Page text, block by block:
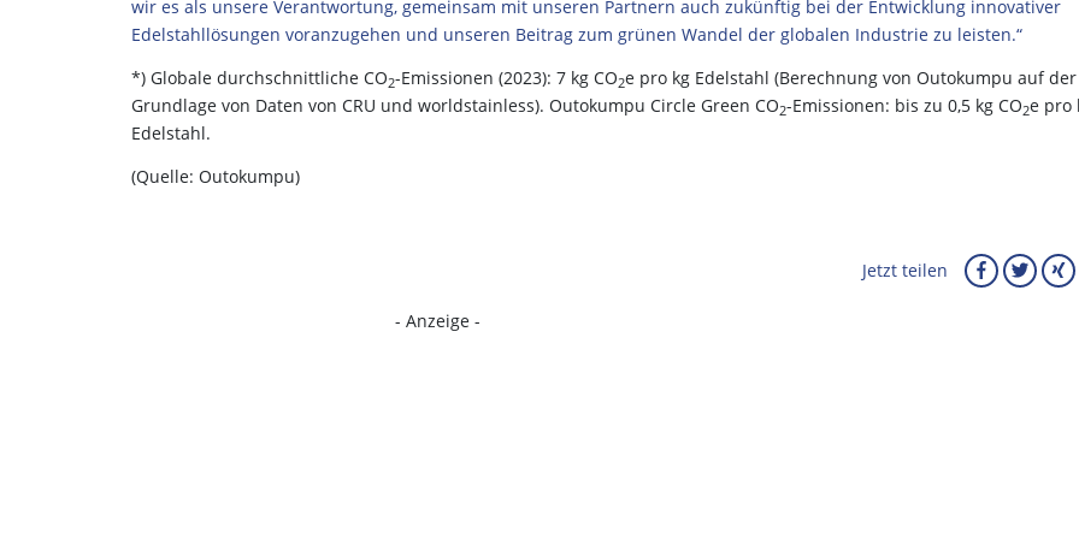
wir es als unsere Verantwortung, gemeinsam mit unseren Partnern auch zukünftig bei der Entwicklung innovativer
Edelstahllösungen voranzugehen und unseren Beitrag zum grünen Wandel der globalen Industrie zu leisten.“
*) Globale durchschnittliche CO2-Emissionen (2023): 7 kg CO2e pro kg Edelstahl (Berechnung von Outokumpu auf der
Grundlage von Daten von CRU und worldstainless). Outokumpu Circle Green CO2-Emissionen: bis zu 0,5 kg CO2e pro
Edelstahl.
(Quelle: Outokumpu)
Jetzt teilen
- Anzeige -